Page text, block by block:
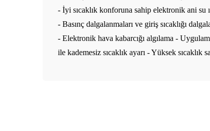
- İyi sıcaklık konforuna sahip elektronik ani su
- Basınç dalgalanmaları ve giriş sıcaklığı
- Elektronik hava kabarcığı algılama -
ile kademesiz sıcaklık ayarı - Yüksek sıcaklık